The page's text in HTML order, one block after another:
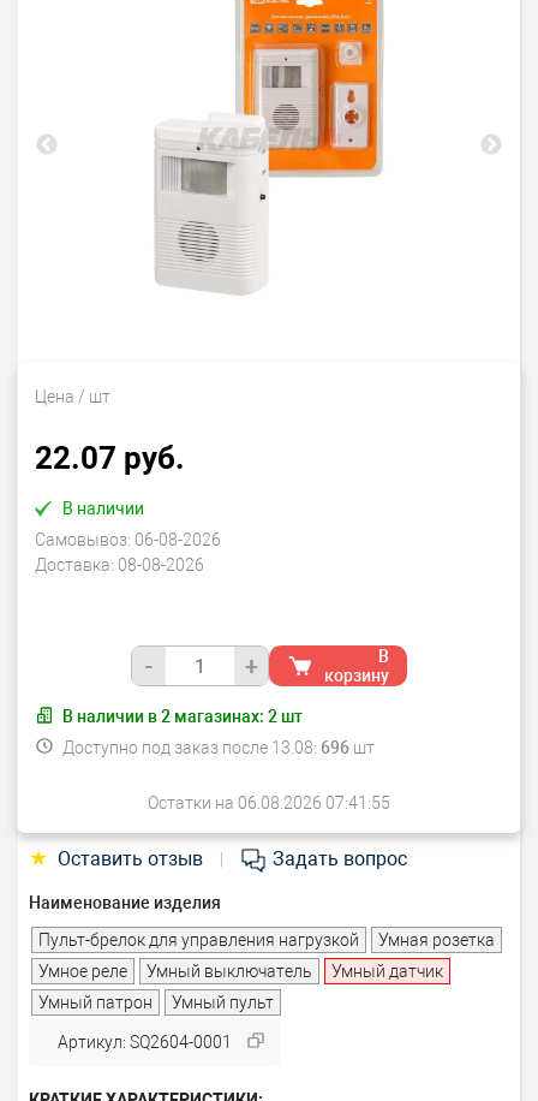
Цена / шт
22.07 руб.
В наличии
Самовывоз: 06-08-2026
Доставка: 08-08-2026
- +
В
корзину
В наличии в2 магазинах: 2 шт
Доступно под заказ после 13.08: 696шт
Остатки на 06.08.2026 07:41:55
★ Оставить отзыв Задать вопрос
Наименование изделия
Пульт-брелок для управления нагрузкой
Умная розетка
Умное реле
Умный выключатель
Умный датчик
Умный патрон
Умный пульт
Артикул: SQ2604-0001